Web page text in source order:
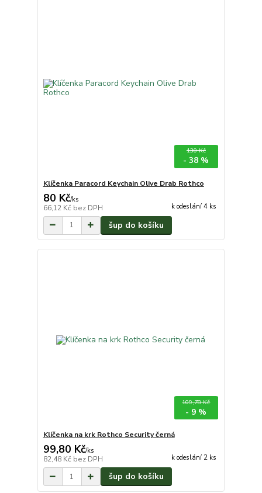
130 Kč
- 38 %
Klíčenka Paracord Keychain Olive Drab Rothco
80 Kč/ks
66,12 Kč bez DPH k odeslání 4 ks
šup do košíku
109,78 Kč
- 9 %
Klíčenka na krk Rothco Security černá
99,80 Kč/ks
82,48 Kč bez DPH k odeslání 2 ks
šup do košíku